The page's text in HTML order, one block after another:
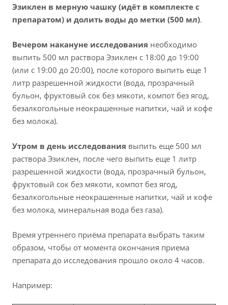
Эзиклен в мерную чашку (идёт в комплекте с
препаратом) и долить воды до метки (500 мл).
Вечером накануне исследования необходимо
выпить 500 мл раствора Эзиклен с 18:00 до 19:00
(или с 19:00 до 20:00), после которого выпить еще 1
литр разрешенной жидкости (вода, прозрачный
бульон, фруктовый сок без мякоти, компот без ягод,
безалкогольные неокрашенные напитки, чай и кофе
без молока).
Утром в день исследования выпить еще 500 мл
раствора Эзиклен, после чего выпить еще 1 литр
разрешенной жидкости (вода, прозрачный бульон,
фруктовый сок без мякоти, компот без ягод,
безалкогольные неокрашенные напитки, чай и кофе
без молока, минеральная вода без газа).
Время утреннего приёма препарата выбрать таким
образом, чтобы от момента окончания приема
препарата до исследования прошло около 4 часов.
Например: